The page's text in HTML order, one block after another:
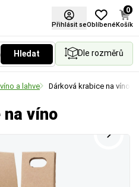
Přihlásit seOblíbené
0
Košík
Hledat Dle rozměrů
a lahve Dárková krabice na víno
na víno
strukturu nebo
hlučnost).
požadované pevnosti,